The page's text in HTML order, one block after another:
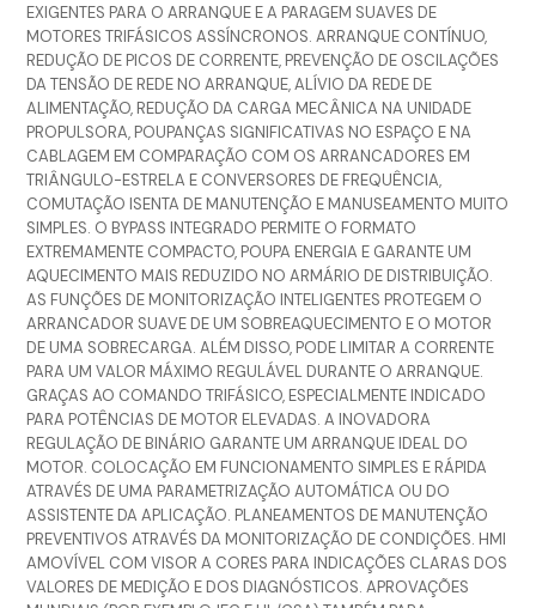
EXIGENTES PARA O ARRANQUE E A PARAGEM SUAVES DE
MOTORES TRIFÁSICOS ASSÍNCRONOS. ARRANQUE CONTÍNUO,
REDUÇÃO DE PICOS DE CORRENTE, PREVENÇÃO DE OSCILAÇÕES
DA TENSÃO DE REDE NO ARRANQUE, ALÍVIO DA REDE DE
ALIMENTAÇÃO, REDUÇÃO DA CARGA MECÂNICA NA UNIDADE
PROPULSORA, POUPANÇAS SIGNIFICATIVAS NO ESPAÇO E NA
CABLAGEM EM COMPARAÇÃO COM OS ARRANCADORES EM
TRIÂNGULO-ESTRELA E CONVERSORES DE FREQUÊNCIA,
COMUTAÇÃO ISENTA DE MANUTENÇÃO E MANUSEAMENTO MUITO
SIMPLES. O BYPASS INTEGRADO PERMITE O FORMATO
EXTREMAMENTE COMPACTO, POUPA ENERGIA E GARANTE UM
AQUECIMENTO MAIS REDUZIDO NO ARMÁRIO DE DISTRIBUIÇÃO.
AS FUNÇÕES DE MONITORIZAÇÃO INTELIGENTES PROTEGEM O
ARRANCADOR SUAVE DE UM SOBREAQUECIMENTO E O MOTOR
DE UMA SOBRECARGA. ALÉM DISSO, PODE LIMITAR A CORRENTE
PARA UM VALOR MÁXIMO REGULÁVEL DURANTE O ARRANQUE.
GRAÇAS AO COMANDO TRIFÁSICO, ESPECIALMENTE INDICADO
PARA POTÊNCIAS DE MOTOR ELEVADAS. A INOVADORA
REGULAÇÃO DE BINÁRIO GARANTE UM ARRANQUE IDEAL DO
MOTOR. COLOCAÇÃO EM FUNCIONAMENTO SIMPLES E RÁPIDA
ATRAVÉS DE UMA PARAMETRIZAÇÃO AUTOMÁTICA OU DO
ASSISTENTE DA APLICAÇÃO. PLANEAMENTOS DE MANUTENÇÃO
PREVENTIVOS ATRAVÉS DA MONITORIZAÇÃO DE CONDIÇÕES. HMI
AMOVÍVEL COM VISOR A CORES PARA INDICAÇÕES CLARAS DOS
VALORES DE MEDIÇÃO E DOS DIAGNÓSTICOS. APROVAÇÕES